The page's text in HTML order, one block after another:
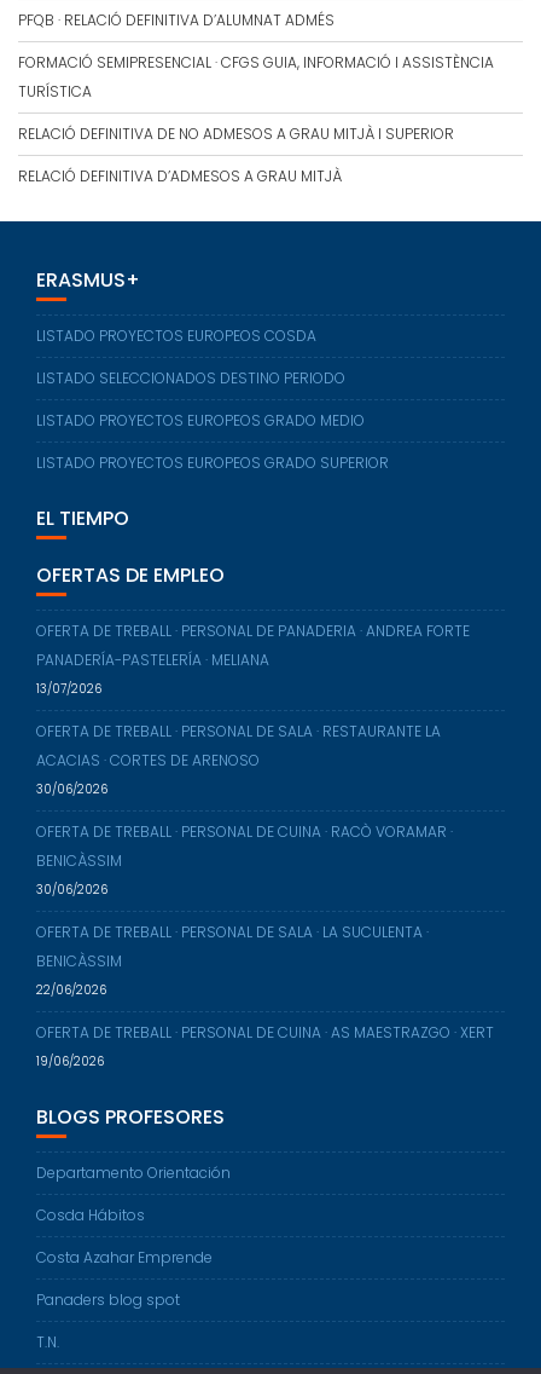
PFQB · RELACIÓ DEFINITIVA D’ALUMNAT ADMÉS
FORMACIÓ SEMIPRESENCIAL · CFGS GUIA, INFORMACIÓ I ASSISTÈNCIA
TURÍSTICA
RELACIÓ DEFINITIVA DE NO ADMESOS A GRAU MITJÀ I SUPERIOR
RELACIÓ DEFINITIVA D’ADMESOS A GRAU MITJÀ
ERASMUS+
LISTADO PROYECTOS EUROPEOS COSDA
LISTADO SELECCIONADOS DESTINO PERIODO
LISTADO PROYECTOS EUROPEOS GRADO MEDIO
LISTADO PROYECTOS EUROPEOS GRADO SUPERIOR
EL TIEMPO
OFERTAS DE EMPLEO
OFERTA DE TREBALL · PERSONAL DE PANADERIA · ANDREA FORTE
PANADERÍA-PASTELERÍA · MELIANA
13/07/2026
OFERTA DE TREBALL · PERSONAL DE SALA · RESTAURANTE LA
ACACIAS · CORTES DE ARENOSO
30/06/2026
OFERTA DE TREBALL · PERSONAL DE CUINA · RACÒ VORAMAR ·
BENICÀSSIM
30/06/2026
OFERTA DE TREBALL · PERSONAL DE SALA · LA SUCULENTA ·
BENICÀSSIM
22/06/2026
OFERTA DE TREBALL · PERSONAL DE CUINA · AS MAESTRAZGO · XERT
19/06/2026
BLOGS PROFESORES
Departamento Orientación
Cosda Hábitos
Costa Azahar Emprende
Panaders blog spot
T.N.